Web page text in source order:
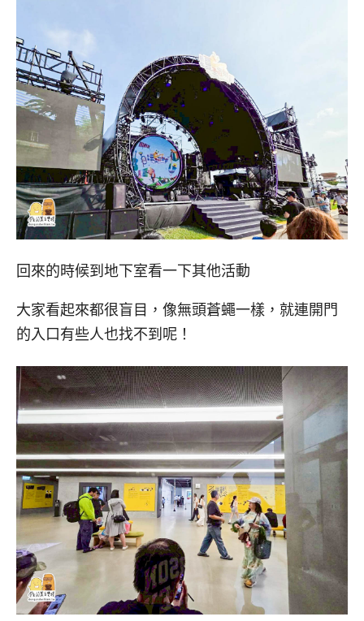
回來的時候到地下室看一下其他活動
大家看起來都很盲目，像無頭蒼蠅一樣，就連開門
的入口有些人也找不到呢！